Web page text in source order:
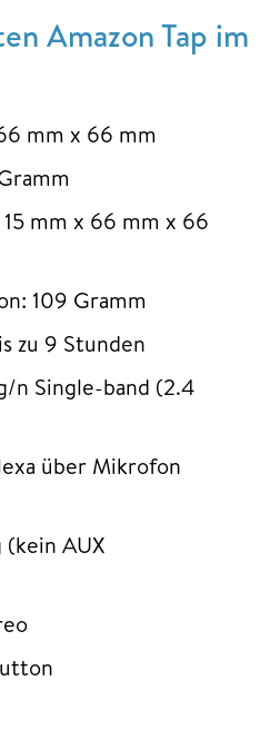
Amazon Tap im
mm x 66 mm
mm x 66 mm x 66
109 Gramm
zu 9 Stunden
n Single-band (2.4
über Mikrofon
(kein AUX